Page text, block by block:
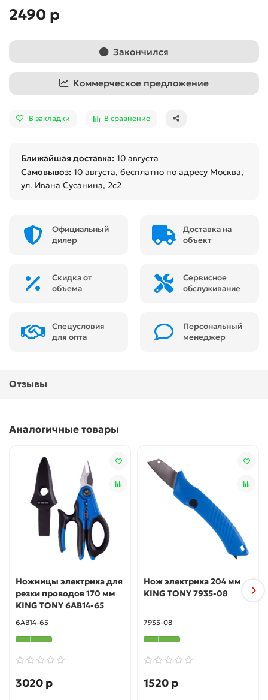
2490 р
Закончился
Коммерческое предложение
В закладки В сравнение
Ближайшая доставка: 10 августа
Самовывоз: 10 августа, бесплатно по адресу Москва,
ул. Ивана Сусанина, 2с2
Официальный
дилер
Доставка на
объект
Скидка от
объема
Сервисное
обслуживание
Спецусловия
для опта
Персональный
менеджер
Отзывы
Аналогичные товары
Ножницы электрика для
резки проводов 170 мм
KING TONY 6AB14-65
6AB14-65
3020 р
Нож электрика 204 мм
KING TONY 7935-08
7935-08
1520 р